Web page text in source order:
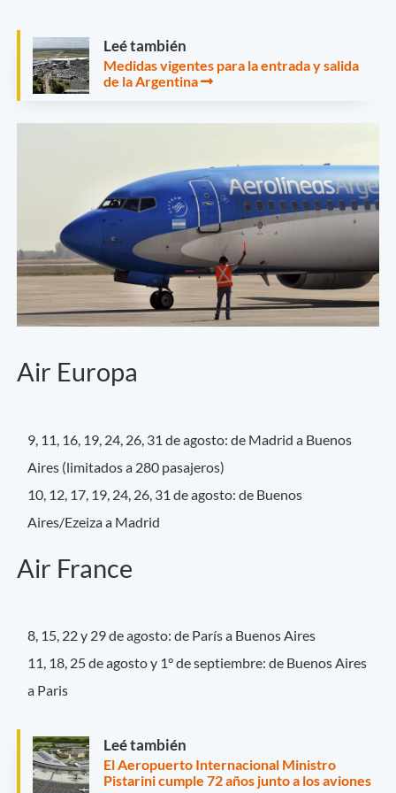
Leé también
Medidas vigentes para la entrada y salida
de la Argentina
Air Europa
9, 11, 16, 19, 24, 26, 31 de agosto: de Madrid a Buenos
Aires (limitados a 280 pasajeros)
10, 12, 17, 19, 24, 26, 31 de agosto: de Buenos
Aires/Ezeiza a Madrid
Air France
8, 15, 22 y 29 de agosto: de París a Buenos Aires
11, 18, 25 de agosto y 1° de septiembre: de Buenos Aires
a Paris
Leé también
El Aeropuerto Internacional Ministro
Pistarini cumple 72 años junto a los aviones